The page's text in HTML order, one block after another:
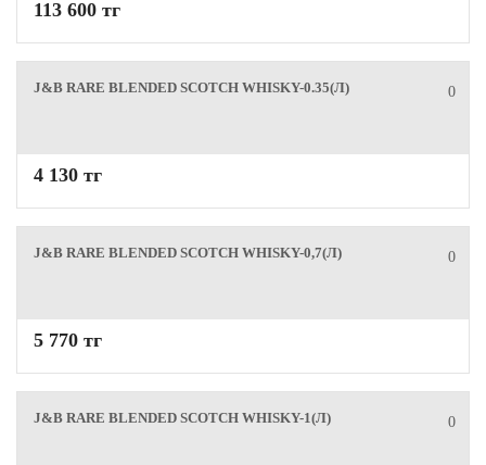
113 600 тг
0
J&B RARE BLENDED SCOTCH WHISKY-0.35(Л)
4 130 тг
0
J&B RARE BLENDED SCOTCH WHISKY-0,7(Л)
5 770 тг
0
J&B RARE BLENDED SCOTCH WHISKY-1(Л)